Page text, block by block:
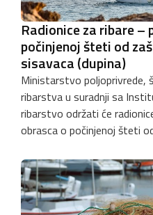
Radionice za ribare –
počinjenoj šteti od
sisavaca (dupina)
Ministarstvo poljoprivrede,
ribarstva u suradnji sa
ribarstvo održati će
obrasca o počinjenoj šteti